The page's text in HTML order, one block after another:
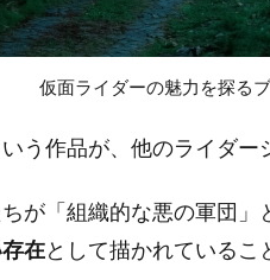
仮面ライダーの魅力を探る
う作品が、他のライダー
が「組織的な悪の軍団」
在として描かれているこ